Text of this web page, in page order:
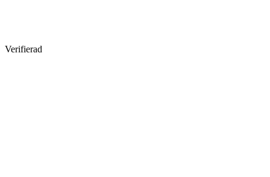
Verifierad